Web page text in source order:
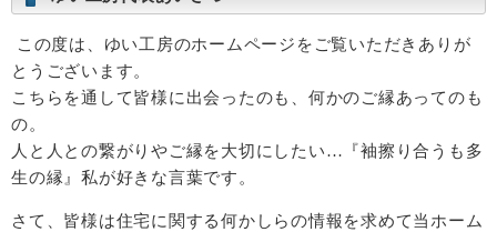
この度は、ゆい工房のホームページをご覧いただきありが
とうございます。
こちらを通して皆様に出会ったのも、何かのご縁あってのも
の。
人と人との繋がりやご縁を大切にしたい…『袖擦り合うも多
生の縁』私が好きな言葉です。
さて、皆様は住宅に関する何かしらの情報を求めて当ホーム